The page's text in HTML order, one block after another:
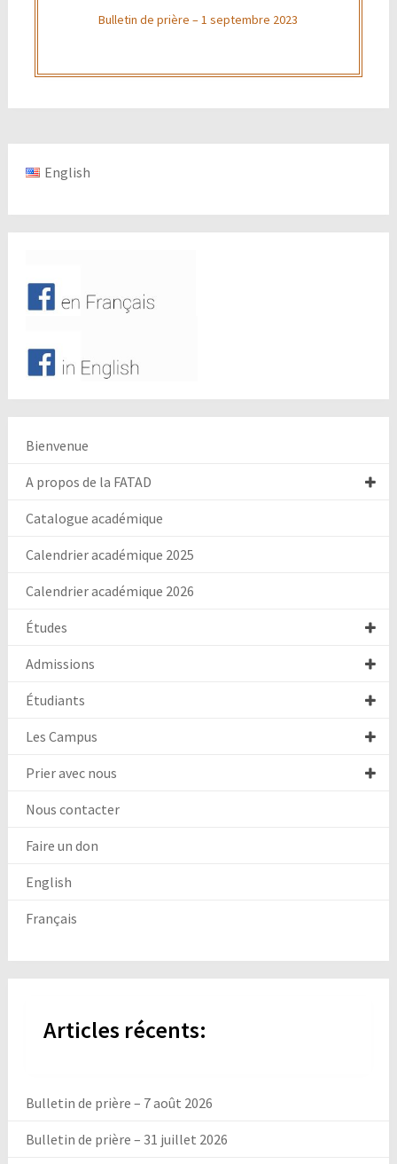
Bulletin de prière – 1 septembre 2023
English
Bienvenue
A propos de la FATAD
Catalogue académique
Calendrier académique 2025
Calendrier académique 2026
Études
Admissions
Étudiants
Les Campus
Prier avec nous
Nous contacter
Faire un don
English
Français
Articles récents:
Bulletin de prière – 7 août 2026
Bulletin de prière – 31 juillet 2026